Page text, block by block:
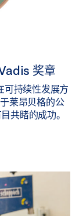
奖章
可持续性发展方
莱昂贝格的公
共睹的成功。